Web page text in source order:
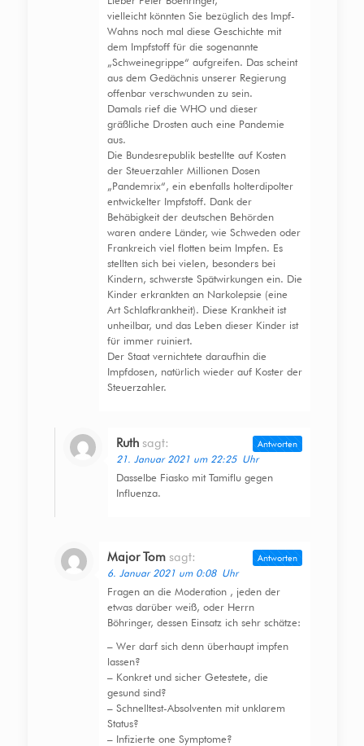
vielleicht könnten Sie bezüglich des Impf-
Wahns noch mal diese Geschichte mit
dem Impfstoff für die sogenannte
„Schweinegrippe“ aufgreifen. Das scheint
aus dem Gedächnis unserer Regierung
offenbar verschwunden zu sein.
Damals rief die WHO und dieser
gräßliche Drosten auch eine Pandemie
aus.
Die Bundesrepublik bestellte auf Kosten
der Steuerzahler Millionen Dosen
„Pandemrix“, ein ebenfalls holterdipolter
entwickelter Impfstoff. Dank der
Behäbigkeit der deutschen Behörden
waren andere Länder, wie Schweden oder
Frankreich viel flotten beim Impfen. Es
stellten sich bei vielen, besonders bei
Kindern, schwerste Spätwirkungen ein. Die
Kinder erkrankten an Narkolepsie (eine
Art Schlafkrankheit). Diese Krankheit ist
unheilbar, und das Leben dieser Kinder ist
für immer ruiniert.
Der Staat vernichtete daraufhin die
Impfdosen, natürlich wieder auf Koster der
Steuerzahler.
Ruth sagt:
21. Januar 2021 um 22:25 Uhr
Dasselbe Fiasko mit Tamiflu gegen
Influenza.
Antworten
Major Tom sagt:
6. Januar 2021 um 0:08 Uhr
Fragen an die Moderation , jeden der
etwas darüber weiß, oder Herrn
Böhringer, dessen Einsatz ich sehr schätze:
– Wer darf sich denn überhaupt impfen
lassen?
– Konkret und sicher Getestete, die
gesund sind?
– Schnelltest-Absolventen mit unklarem
Status?
– Infizierte one Symptome?
Antworten